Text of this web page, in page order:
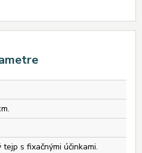
tejp s fixačnými účinkami.